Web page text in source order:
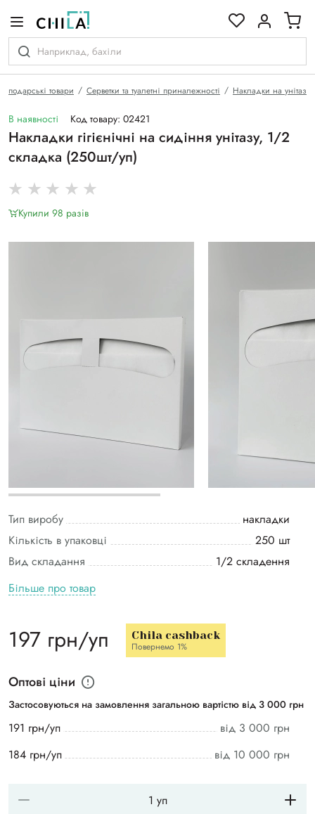
товари Серветки та туалетні приналежності Накладки на унітаз
В наявності Код товару: 02421
Накладки гігієнічні на сидіння унітазу, 1/2
складка (250шт/уп)
Купили 98 разiв
Тип виробу
накладки
Кількість в упаковці
250 шт
Вид складання
1/2 складення
Більше про товар
197 грн/уп Chila cashback
Повернемо 1%
Оптові ціни
Застосовуються на замовлення загальною вартістю від 3 000 грн
191 грн/уп
від 3 000 грн
184 грн/уп
від 10 000 грн
гамі